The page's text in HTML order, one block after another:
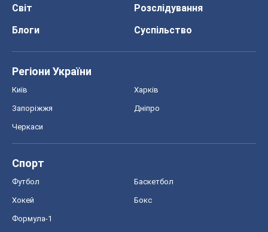
Світ
Розслідування
Блоги
Суспільство
Регіони України
Київ Харків
Запоріжжя Дніпро
Черкаси
Спорт
Футбол Баскетбол
Хокей Бокс
Формула-1